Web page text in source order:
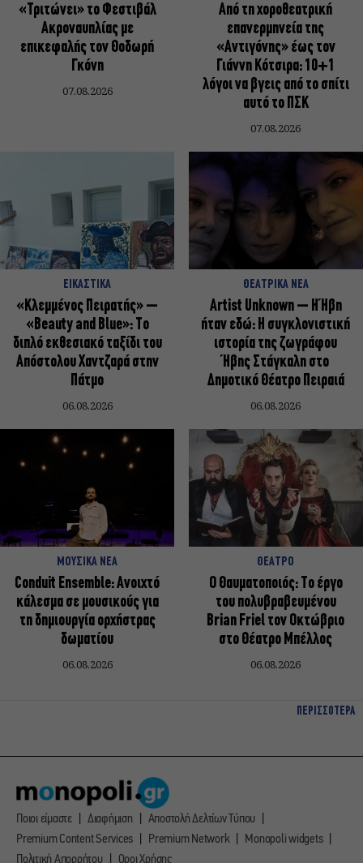
«Τριτώνει» το Φεστιβάλ
Ακροναυπλίας με
επικεφαλής τον Θοδωρή
Γκόνη
07.08.2026
Από τη χοροθεατρική
επανερμηνεία της
«Αντιγόνης» έως τον
Γιάννη Κότσιρα: 10+1
λόγοι να βγεις από το σπίτι
αυτό το ΠΣΚ
07.08.2026
ΕΙΚΑΣΤΙΚΑ
«Κλεμμένος Πειρατής» –
«Beauty and Blue»: Το
διπλό εκθεσιακό ταξίδι του
Απόστολου Χαντζαρά στην
Πάτμο
06.08.2026
ΘΕΑΤΡΙΚΑ ΝΕΑ
Artist Unknown – Η Ήβη
ήταν εδώ: Η συγκλονιστική
ιστορία της ζωγράφου
Ήβης Στάγκαλη στο
Δημοτικό Θέατρο Πειραιά
06.08.2026
ΜΟΥΣΙΚΑ ΝΕΑ
Conduit Ensemble: Ανοιχτό
κάλεσμα σε μουσικούς για
τη δημιουργία ορχήστρας
δωματίου
06.08.2026
ΘΕΑΤΡΟ
Ο Θαυματοποιός: Το έργο
του πολυβραβευμένου
Brian Friel τον Οκτώβριο
στο Θέατρο Μπέλλος
06.08.2026
ΠΕΡΙΣΣΟΤΕΡΑ
Ποιοι είμαστε Διαφήμιση
Αποστολή Δελτίων Τύπου
Premium Content Services
Premium Network
Monopoli widgets
Πολιτική Απορρήτου
Οροι Χρήσης